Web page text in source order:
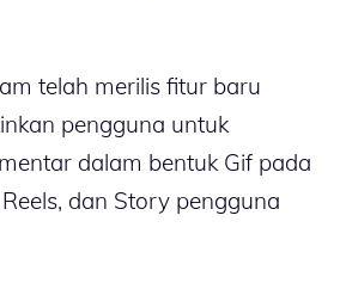
telah merilis fitur baru
pengguna untuk
dalam bentuk Gif pada
dan Story pengguna